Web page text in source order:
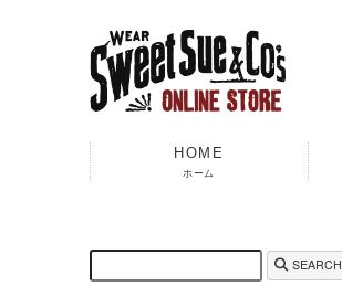
HOME
ホーム
SEARCH